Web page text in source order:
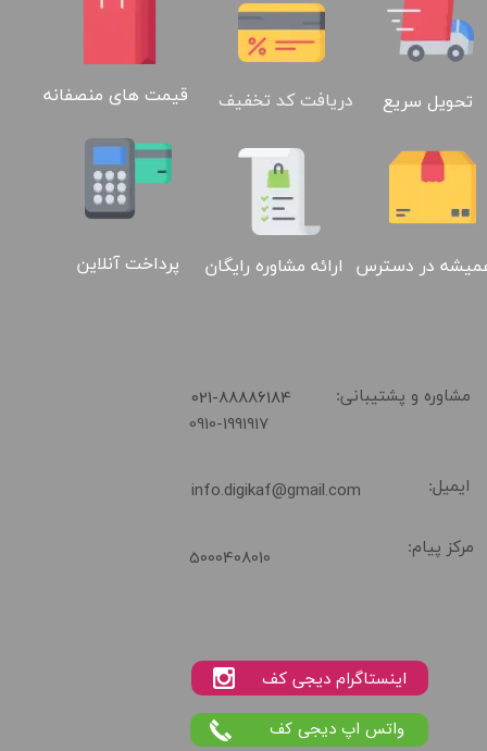
تحویل سریع دریافت کد تخفیف قیمت های منصفانه
در دسترس ارائه مشاوره رایگان پرداخت آنلاین
مشاوره و پشتیبانی: ​021-88886184
info.digikaf@gmail.com
02188886184
ایمیل:
مرکز پیام: 5000408010
0910-1991917
واتس اپ دیجی کف